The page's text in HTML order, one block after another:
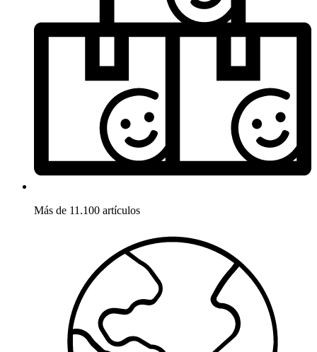
Más de 11.100 artículos